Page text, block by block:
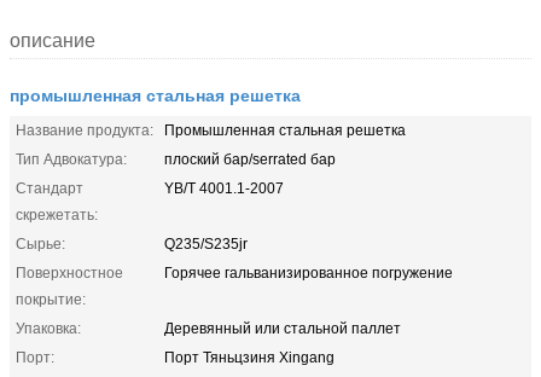
описание
промышленная стальная решетка
Название продукта:
Промышленная стальная решетка
Тип Адвокатура:
плоский бар/serrated бар
Стандарт
скрежетать:
YB/T 4001.1-2007
Сырье:
Q235/S235jr
Поверхностное
покрытие:
Горячее гальванизированное погружение
Упаковка:
Деревянный или стальной паллет
Порт:
Порт Тяньцзиня Xingang